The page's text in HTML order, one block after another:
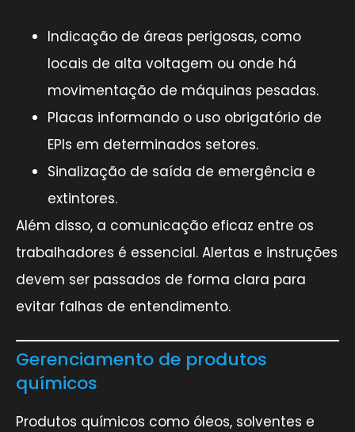
Indicação de áreas perigosas, como
locais de alta voltagem ou onde há
movimentação de máquinas pesadas.
Placas informando o uso obrigatório de
EPIs em determinados setores.
Sinalização de saída de emergência e
extintores.
Além disso, a comunicação eficaz entre os
trabalhadores é essencial. Alertas e instruções
devem ser passados de forma clara para
evitar falhas de entendimento.
Gerenciamento de produtos
químicos
Produtos químicos como óleos, solventes e